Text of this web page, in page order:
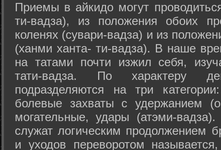
Приемы в айкидо могут
ти-вадза), из положения обоих
коленях (сувари-вадза) и из
(ханми ханта- ти-вадза). В наше
на татами почти изжил себя,
тати-вадза. По характеру
подразделяются на три
болевые захваты с удержанием
могательные, удары (атэми-
служат логическим продолжением
и уходов переворотом